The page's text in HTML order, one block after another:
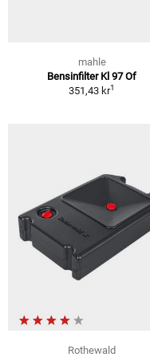
mahle
Bensinfilter Kl 97 Of
351,43 kr1
Rothewald